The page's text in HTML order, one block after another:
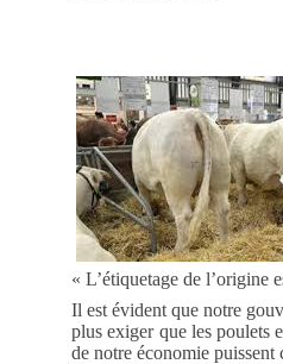
« L’étiquetage de l’origine
Il est évident que notre
plus exiger que les poulets
de notre économie puissent